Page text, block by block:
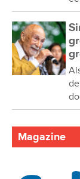
Magazine